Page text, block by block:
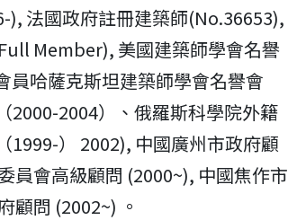
法國政府註冊建築師(No.36653),
Member), 美國建築師學會名譽
哈薩克斯坦建築師學會名譽會
2000-2004）、俄羅斯科學院外籍
1999-） 2002), 中國廣州市政府顧
員會高級顧問 (2000~), 中國焦作市
顧問 (2002~) 。